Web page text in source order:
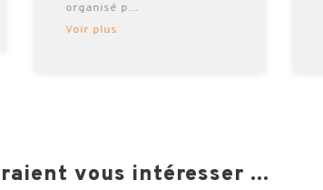
organisé p...
Voir plus
vous intéresser ...